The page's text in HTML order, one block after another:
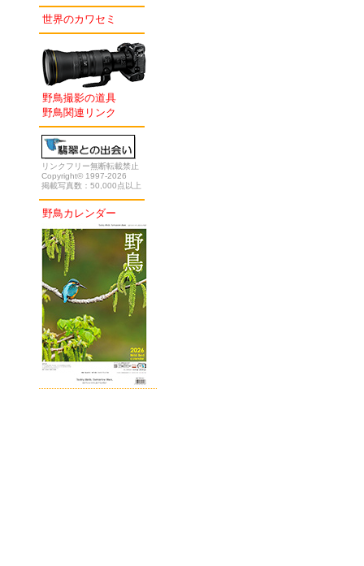
世界のカワセミ
野鳥撮影の道具
野鳥関連リンク
リンクフリー無断転載禁止
Copyright© 1997-2026
掲載写真数：50,000点以上
野鳥カレンダー